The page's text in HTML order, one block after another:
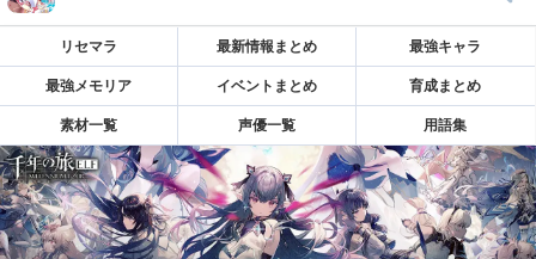
リセマラ 最新情報まとめ 最強キャラ
最強メモリア イベントまとめ 育成まとめ
素材一覧 声優一覧 用語集